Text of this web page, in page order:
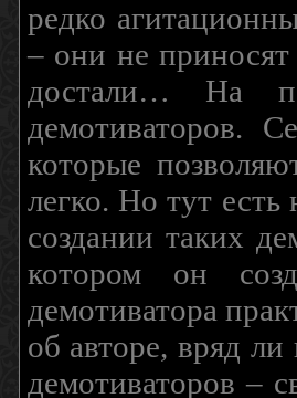
редко
– они не приносят
достали… На
демотиваторов.
которые
легко. Но тут
создании таких
котором он
демотиватора
об авторе, вряд
демотиваторов –